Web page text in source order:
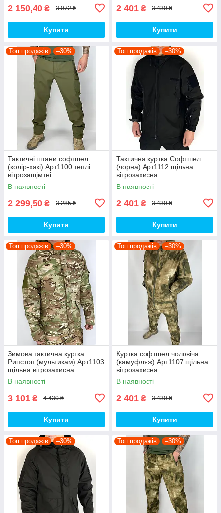
2 150,40 ₴ 3 072 ₴
Купити
2 401 ₴ 3 430 ₴
Купити
Топ продажів –30%
Тактичні штани софтшел
(колір-хакі) Арт1100 теплі
вітрозащімтні
водовідштовхувальні на флісі
топ
В наявності
2 299,50 ₴ 3 285 ₴
Купити
Топ продажів –30%
Тактична куртка Софтшел
(чорна) Арт1112 щільна
вітрозахисна
водовідштовхувальна на
флісі топ
В наявності
2 401 ₴ 3 430 ₴
Купити
Топ продажів –30%
Зимова тактична куртка
Рипстоп (мультикам) Арт1103
щільна вітрозахисна
водовідштовхувальна топ
В наявності
3 101 ₴ 4 430 ₴
Купити
Топ продажів –30%
Куртка софтшел чоловіча
(камуфляж) Арт1107 щільна
вітрозахисна
водовідштовхувальна на
флісі топ
В наявності
2 401 ₴ 3 430 ₴
Купити
Топ продажів –30% Топ продажів –30%